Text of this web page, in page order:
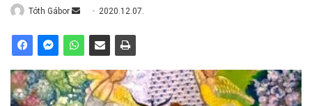
Tóth Gábor
a
n
2020.12.07.